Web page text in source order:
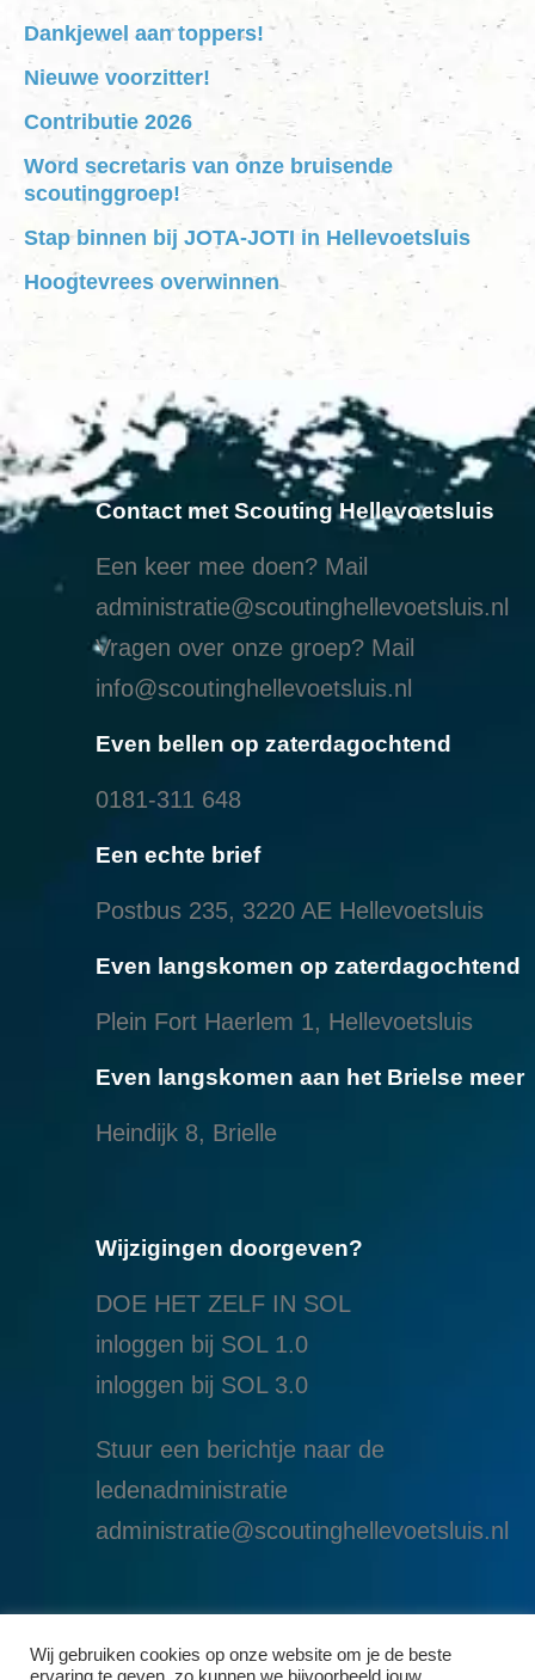
Dankjewel aan toppers!
Nieuwe voorzitter!
Contributie 2026
Word secretaris van onze bruisende
scoutinggroep!
Stap binnen bij JOTA-JOTI in Hellevoetsluis
Hoogtevrees overwinnen
Contact met Scouting Hellevoetsluis
Een keer mee doen? Mail
administratie@scoutinghellevoetsluis.nl
Vragen over onze groep? Mail
info@scoutinghellevoetsluis.nl
Even bellen op zaterdagochtend
0181-311 648
Een echte brief
Postbus 235, 3220 AE Hellevoetsluis
Even langskomen op zaterdagochtend
Plein Fort Haerlem 1, Hellevoetsluis
Even langskomen aan het Brielse meer
Heindijk 8, Brielle
Wijzigingen doorgeven?
DOE HET ZELF IN SOL
inloggen bij SOL 1.0
inloggen bij SOL 3.0
Stuur een berichtje naar de
ledenadministratie
administratie@scoutinghellevoetsluis.nl
Wij gebruiken cookies op onze website om je de beste